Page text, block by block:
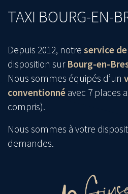
TAXI BOURG-EN-
Depuis 2012, notre service
disposition sur Bourg-en-
Nous sommes équipés d’un
conventionné avec 7 places
compris).
Nous sommes à votre
demandes.